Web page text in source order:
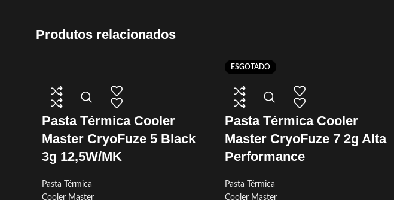
Produtos relacionados
Pasta Térmica Cooler
Master CryoFuze 5 Black
3g 12,5W/MK
Pasta Térmica
Cooler Master
ESGOTADO
Pasta Térmica Cooler
Master CryoFuze 7 2g Alta
Performance
Pasta Térmica
Cooler Master